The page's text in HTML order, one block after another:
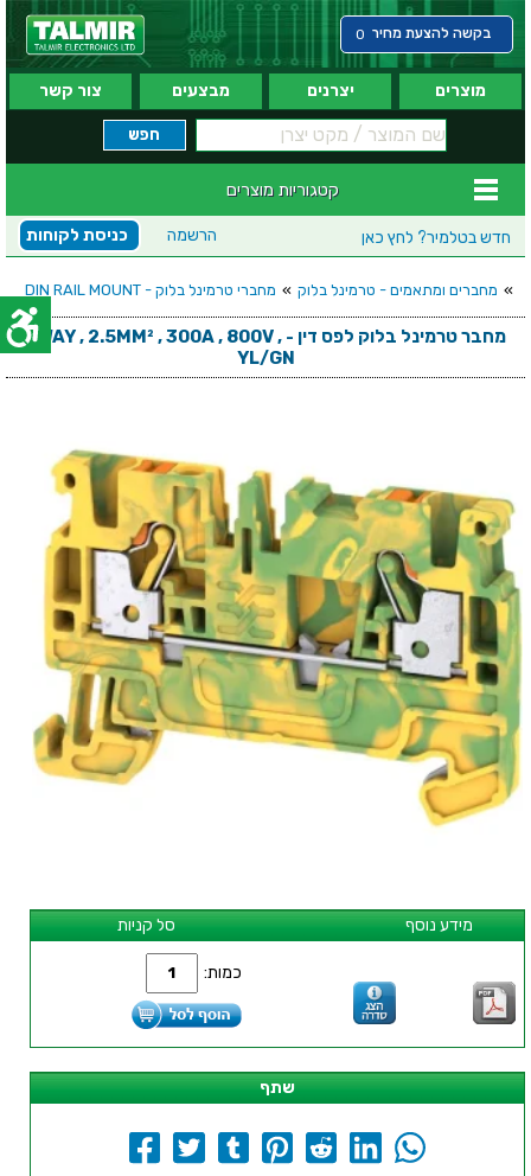
בקשה להצעת מחיר 0
מוצרים יצרנים מבצעים צור קשר
קטגוריות מוצרים
חדש בטלמיר? לחץ כאן כניסת לקוחות הרשמה
» מחברים ומתאמים - טרמינל בלוק » מחברי טרמינל בלוק - DIN RAIL MOUNT
מחבר טרמינל בלוק לפס דין - 2WAY , 2.5MM² , 300A , 800V ,
YL/GN
סל קניות מידע נוסף
כמות:
שתף